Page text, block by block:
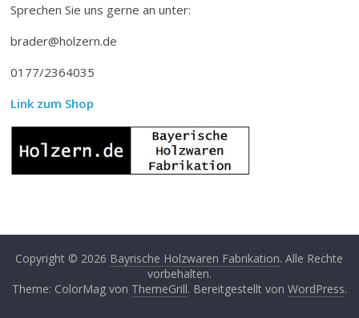
Sprechen Sie uns gerne an unter:
brader@holzern.de
0177/2364035
Link zum Shop
Copyright © 2026 Bayrische Holzwaren Fabrikation. Alle Rechte
vorbehalten.
Theme: ColorMag von ThemeGrill. Bereitgestellt von WordPress.